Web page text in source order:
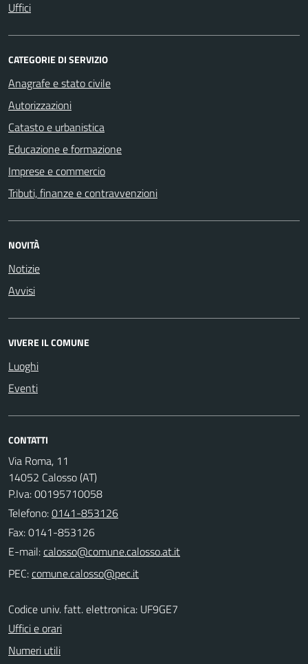
Uffici
CATEGORIE DI SERVIZIO
Anagrafe e stato civile
Autorizzazioni
Catasto e urbanistica
Educazione e formazione
Imprese e commercio
Tributi, finanze e contravvenzioni
NOVITÀ
Notizie
Avvisi
VIVERE IL COMUNE
Luoghi
Eventi
CONTATTI
Via Roma, 11
14052 Calosso (AT)
P.Iva: 00195710058
Telefono:0141-853126
Fax: 0141-853126
E-mail:
PEC:
Codice univ. fatt. elettronica: UF9GE7
Uffici e orari
Numeri utili